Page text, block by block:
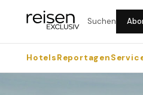
Suchen
HotelsReportagen